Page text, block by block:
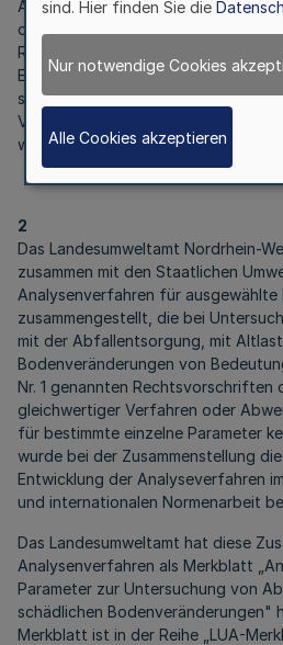
Abfallablagerungsverordnung, die
die Bundes-Bodenschutz- und
Regelungen über die
Einheitliche und möglichst
sind auch für Parameter
Verordnungen keine
worden sind.
2
Das Landesumweltamt Nordrhein-
zusammen mit den Staatlichen
Analysenverfahren für ausgewählte
zusammengestellt, die bei
mit der Abfallentsorgung, mit
Bodenveränderungen von
Nr. 1 genannten Rechtsvorschriften
gleichwertiger Verfahren oder
für bestimmte einzelne Parameter
wurde bei der Zusammenstellung
Entwicklung der Analyseverfahren
und internationalen Normenarbeit
Das Landesumweltamt hat diese
Analysenverfahren als Merkblatt
Parameter zur Untersuchung von
schädlichen Bodenveränderungen"
Merkblatt ist in der Reihe „LUA-
sind. Hier finden Sie die
Nur notwendige Cookies
Alle Cookies akzeptieren